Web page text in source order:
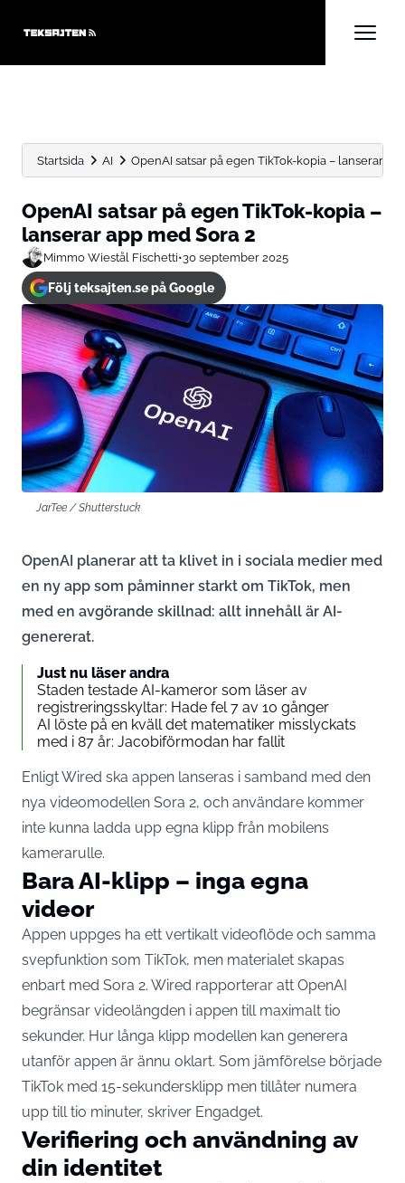
Startsida AI OpenAI satsar på egen TikTok-kopia – lanserar
OpenAI satsar på egen TikTok-kopia –
lanserar app med Sora 2
Mimmo Wiestål Fischetti•30 september 2025
Följ teksajten.se på Google
JarTee / Shutterstuck
OpenAI planerar att ta klivet in i sociala medier med
en ny app som påminner starkt om TikTok, men
med en avgörande skillnad: allt innehåll är AI-
genererat.
Just nu läser andra
Staden testade AI-kameror som läser av
registreringsskyltar: Hade fel 7 av 10 gånger
AI löste på en kväll det matematiker misslyckats
med i 87 år: Jacobiförmodan har fallit
Enligt Wired ska appen lanseras i samband med den
nya videomodellen Sora 2, och användare kommer
inte kunna ladda upp egna klipp från mobilens
kamerarulle.
Bara AI-klipp – inga egna
videor
Appen uppges ha ett vertikalt videoflöde och samma
svepfunktion som TikTok, men materialet skapas
enbart med Sora 2. Wired rapporterar att OpenAI
begränsar videolängden i appen till maximalt tio
sekunder. Hur långa klipp modellen kan generera
utanför appen är ännu oklart. Som jämförelse började
TikTok med 15-sekundersklipp men tillåter numera
upp till tio minuter, skriver Engadget.
Verifiering och användning av
din identitet